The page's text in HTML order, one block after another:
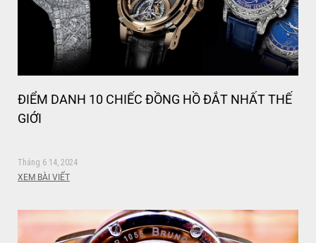
ĐIỂM DANH 10 CHIẾC ĐỒNG HỒ ĐẮT NHẤT THẾ
GIỚI
Tháng 6 14, 2024
XEM BÀI VIẾT